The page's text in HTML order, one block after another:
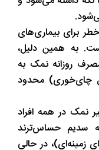
برای بیماری‌های
به همین دلیل،
روزانه نمک به
چای‌خوری) محدود
نمک در همه افراد
سدیم حساس‌ترند
زمینه‌ای)، در حالی